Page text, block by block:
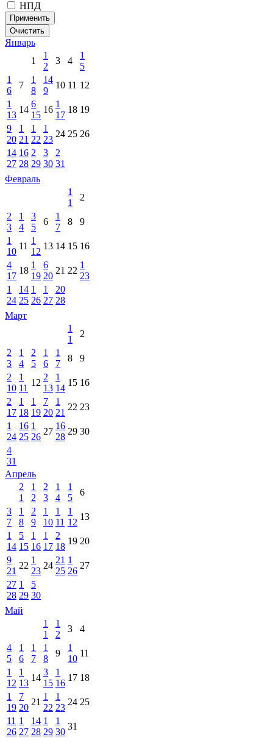
НПД
Применить
Очистить
Январь
1
1
2
3 4
1
5
1
6
7
1
8
14
9
10 11 12
1
13
14
6
15
16
1
17
18 19
9
20
1
21
1
22
1
23
24 25 26
14
27
16
28
2
29
3
30
2
31
Февраль
1
1
2
2
3
1
4
3
5
6
1
7
8
9
1
10
11
1
12
13 14 15 16
4
17
18
1
19
6
20
21 22
1
23
1
24
14
25
1
26
1
27
20
28
Март
1
1
2
2
3
1
4
2
5
1
6
1
7
8
9
2
10
1
11
12
2
13
1
14
15 16
2
17
1
18
1
19
7
20
1
21
22 23
1
24
16
25
1
26
27
16
28
29 30
4
31
Апрель
2
1
1
2
2
3
1
4
1
5
6
3
7
1
8
2
9
1
10
1
11
1
12
13
1
14
5
15
1
16
1
17
2
18
19 20
9
21
22
1
23
24
21
25
1
26
27
27
28
1
29
5
30
Май
1
1
1
2
3
4
4
5
1
6
1
7
1
8
9
1
10
11
1
12
1
13
14
3
15
1
16
17 18
1
19
7
20
21
1
22
1
23
24 25
11
26
1
27
14
28
1
29
1
30
31